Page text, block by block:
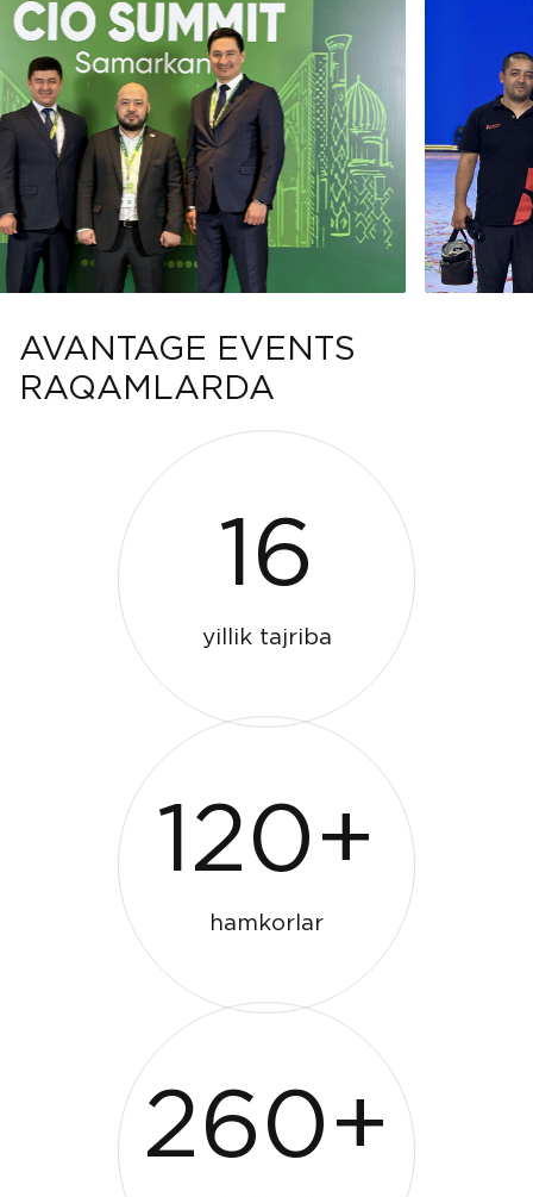
AVANTAGE EVENTS
RAQAMLARDA
16
yillik tajriba
120+
hamkorlar
260+